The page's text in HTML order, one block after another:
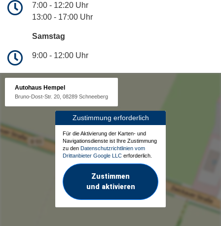
7:00 - 12:20 Uhr
13:00 - 17:00 Uhr
Samstag
9:00 - 12:00 Uhr
Autohaus Hempel
Bruno-Dost-Str. 20, 08289 Schneeberg
Zustimmung erforderlich
Für die Aktivierung der Karten- und
Navigationsdienste ist Ihre Zustimmung
zu den Datenschutzrichtlinien vom
Drittanbieter Google LLC erforderlich.
Zustimmen
und aktivieren